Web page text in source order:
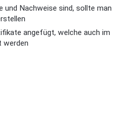
und Nachweise sind, sollte man
angefügt, welche auch im
werden